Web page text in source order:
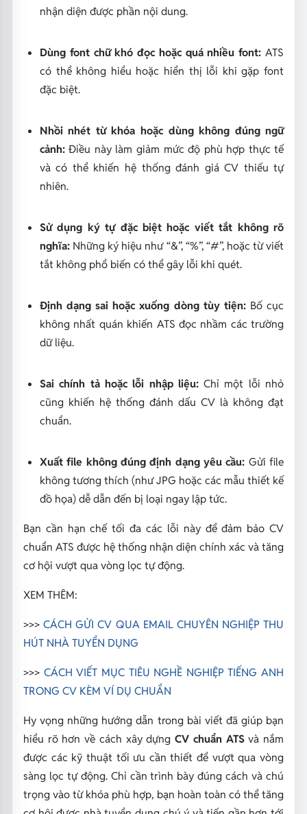
nhận diện được phần nội dung.
Dùng font chữ khó đọc hoặc quá nhiều font: ATS
có thể không hiểu hoặc hiển thị lỗi khi gặp font
đặc biệt.
Nhồi nhét từ khóa hoặc dùng không đúng ngữ
cảnh:Điều này làm giảm mức độ phù hợp thực tế
và có thể khiến hệ thống đánh giá CV thiếu tự
nhiên.
Sử dụng ký tự đặc biệt hoặc viết tắt không rõ
nghĩa:Những ký hiệu như “&”, “%”, “#”, hoặc từ viết
tắt không phổ biến có thể gây lỗi khi quét.
Định dạng sai hoặc xuống dòng tùy tiện:Bố cục
không nhất quán khiến ATS đọc nhầm các trường
dữ liệu.
Sai chính tả hoặc lỗi nhập liệu:Chỉ một lỗi nhỏ
cũng khiến hệ thống đánh dấu CV là không đạt
chuẩn.
Xuất file không đúng định dạng yêu cầu: Gửi file
không tương thích (như JPG hoặc các mẫu thiết kế
đồ họa) dễ dẫn đến bị loại ngay lập tức.
Bạn cần hạn chế tối đa các lỗi này để đảm bảo CV
chuẩn ATS được hệ thống nhận diện chính xác và tăng
cơ hội vượt qua vòng lọc tự động.
XEM THÊM:
>>>CÁCH GỬI CV QUA EMAIL CHUYÊN NGHIỆP THU
HÚT NHÀ TUYỂN DỤNG
>>> CÁCH VIẾT MỤC TIÊU NGHỀ NGHIỆP TIẾNG ANH
TRONG CV KÈM VÍ DỤ CHUẨN
Hy vọng những hướng dẫn trong bài viết đã giúp bạn
hiểu rõ hơn về cách xây dựngCV chuẩn ATSvà nắm
được các kỹ thuật tối ưu cần thiết để vượt qua vòng
sàng lọc tự động. Chỉ cần trình bày đúng cách và chú
trọng vào từ khóa phù hợp, bạn hoàn toàn có thể tăng